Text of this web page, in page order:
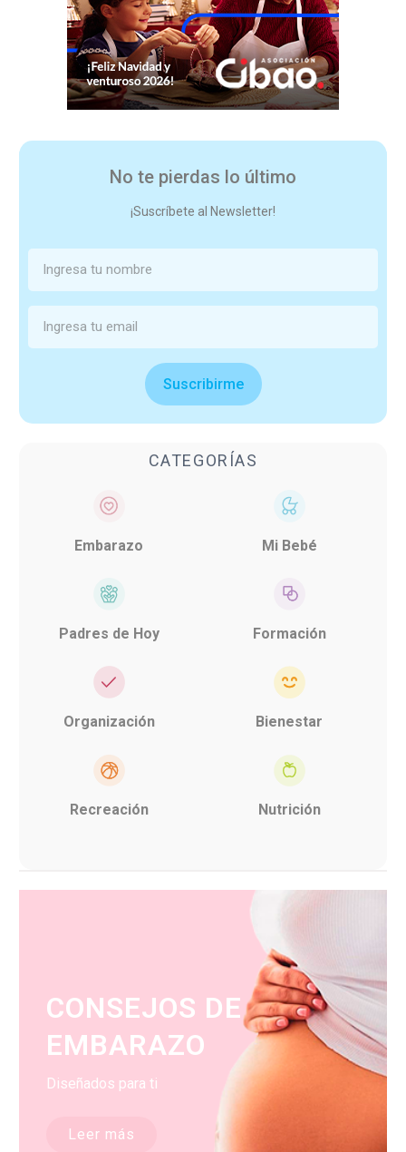
No te pierdas lo último
¡Suscríbete al Newsletter!
Suscribirme
CATEGORÍAS
Embarazo Mi Bebé
Padres de Hoy Formación
Organización Bienestar
Recreación Nutrición
CONSEJOS DE
EMBARAZO
Diseñados para ti
Leer más